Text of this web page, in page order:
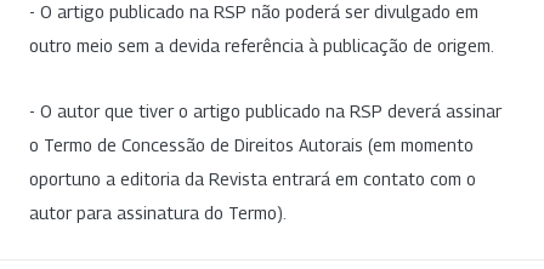
- O artigo publicado na RSP não poderá ser divulgado em
outro meio sem a devida referência à publicação de origem.
- O autor que tiver o artigo publicado na RSP deverá assinar
o Termo de Concessão de Direitos Autorais (em momento
oportuno a editoria da Revista entrará em contato com o
autor para assinatura do Termo).